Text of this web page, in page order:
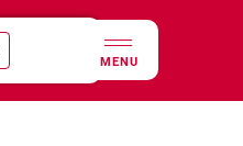
MENU